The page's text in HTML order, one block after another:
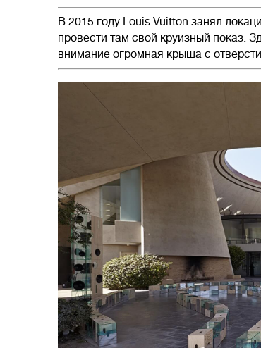
В 2015 году Louis Vuitton занял
провести там свой круизный показ.
внимание огромная крыша с